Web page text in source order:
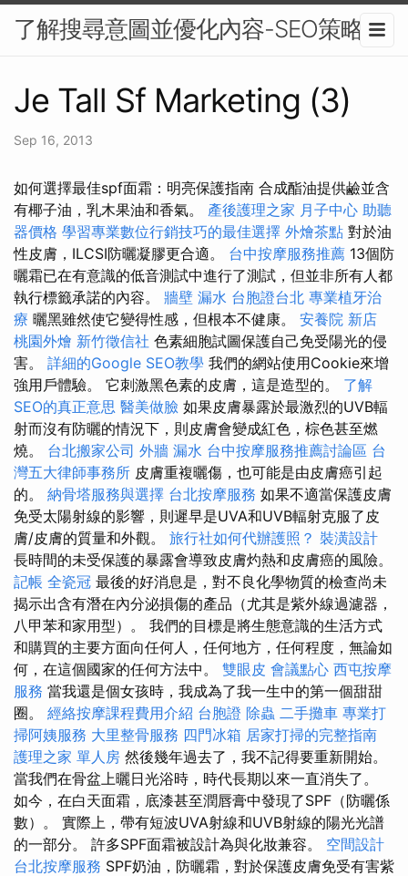
了解搜尋意圖並優化內容-SEO策略
Je Tall Sf Marketing (3)
Sep 16, 2013
如何選擇最佳spf面霜：明亮保護指南 合成酯油提供鹼並含
有椰子油，乳木果油和香氣。 產後護理之家 月子中心 助聽
器價格 學習專業數位行銷技巧的最佳選擇 外燴茶點 對於油
性皮膚，ILCSI防曬凝膠更合適。 台中按摩服務推薦 13個防
曬霜已在有意識的低音測試中進行了測試，但並非所有人都
執行標籤承諾的內容。 牆壁 漏水 台胞證台北 專業植牙治
療 曬黑雖然使它變得性感，但根本不健康。 安養院 新店
桃園外燴 新竹徵信社 色素細胞試圖保護自己免受陽光的侵
害。 詳細的Google SEO教學 我們的網站使用Cookie來增
強用戶體驗。 它刺激黑色素的皮膚，這是造型的。 了解
SEO的真正意思 醫美做臉 如果皮膚暴露於最激烈的UVB輻
射而沒有防曬的情況下，則皮膚會變成紅色，棕色甚至燃
燒。 台北搬家公司 外牆 漏水 台中按摩服務推薦討論區 台
灣五大律師事務所 皮膚重複曬傷，也可能是由皮膚癌引起
的。 納骨塔服務與選擇 台北按摩服務 如果不適當保護皮膚
免受太陽射線的影響，則遲早是UVA和UVB輻射克服了皮
膚/皮膚的質量和外觀。 旅行社如何代辦護照？ 裝潢設計
長時間的未受保護的暴露會導致皮膚灼熱和皮膚癌的風險。
記帳 全瓷冠 最後的好消息是，對不良化學物質的檢查尚未
揭示出含有潛在內分泌損傷的產品（尤其是紫外線過濾器，
八甲苯和家用型）。 我們的目標是將生態意識的生活方式
和購買的主要方面向任何人，任何地方，任何程度，無論如
何，在這個國家的任何方法中。 雙眼皮 會議點心 西屯按摩
服務 當我還是個女孩時，我成為了我一生中的第一個甜甜
圈。 經絡按摩課程費用介紹 台胞證 除蟲 二手攤車 專業打
掃阿姨服務 大里整骨服務 四門冰箱 居家打掃的完整指南
護理之家 單人房 然後幾年過去了，我不記得要重新開始。
當我們在骨盆上曬日光浴時，時代長期以來一直消失了。
如今，在白天面霜，底漆甚至潤唇膏中發現了SPF（防曬係
數）。 實際上，帶有短波UVA射線和UVB射線的陽光光譜
的一部分。 許多SPF面霜被設計為與化妝兼容。 空間設計
台北按摩服務 SPF奶油，防曬霜，對於保護皮膚免受有害紫